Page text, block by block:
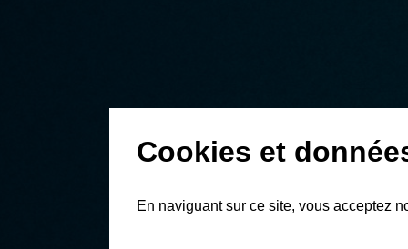
Cookies et
En naviguant sur ce site, vous acceptez